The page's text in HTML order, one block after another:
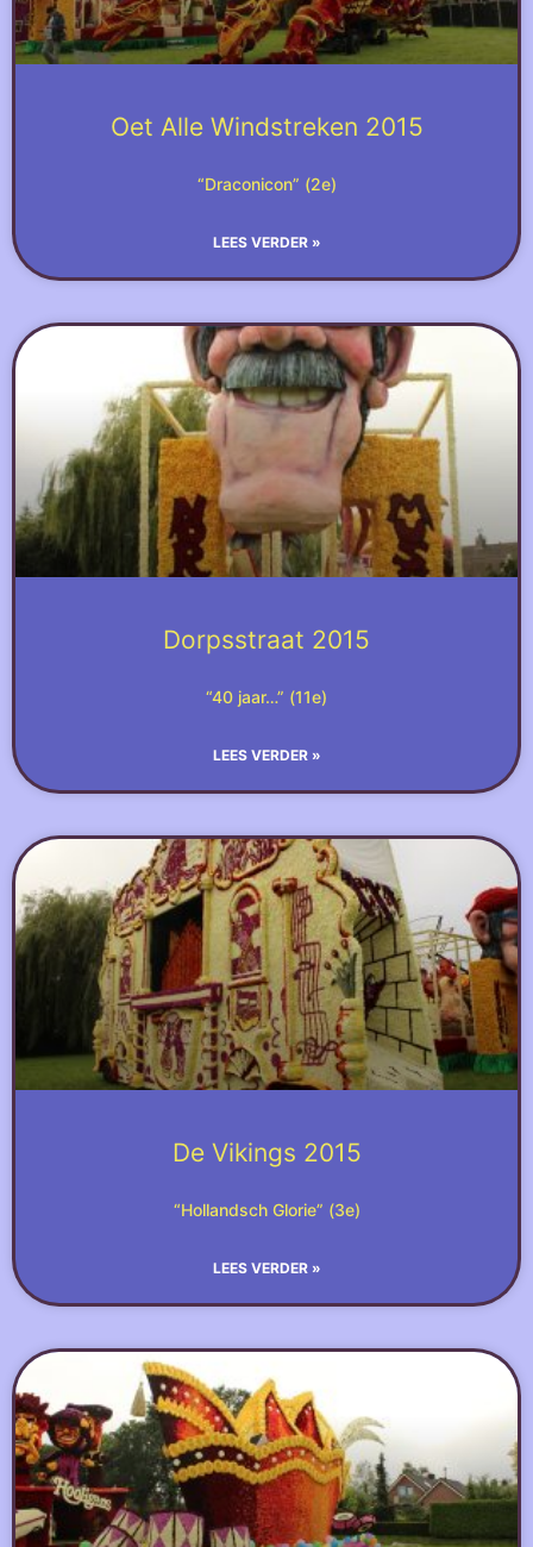
Oet Alle Windstreken 2015
“Draconicon” (2e)
LEES VERDER »
Dorpsstraat 2015
“40 jaar…” (11e)
LEES VERDER »
De Vikings 2015
“Hollandsch Glorie” (3e)
LEES VERDER »